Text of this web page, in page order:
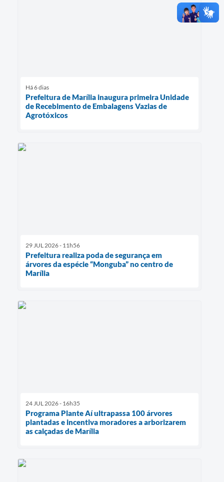
Há 6 dias
Prefeitura de Marília inaugura primeira Unidade
de Recebimento de Embalagens Vazias de
Agrotóxicos
29 JUL 2026 - 11h56
Prefeitura realiza poda de segurança em
árvores da espécie “Monguba” no centro de
Marília
24 JUL 2026 - 16h35
Programa Plante Aí ultrapassa 100 árvores
plantadas e incentiva moradores a arborizarem
as calçadas de Marília